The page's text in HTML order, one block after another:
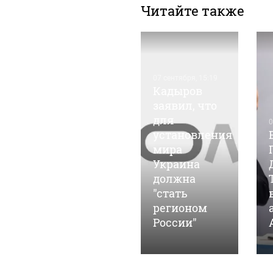
Читайте также
для
установления
мира
Украина
должна
"стать
регионом
России"